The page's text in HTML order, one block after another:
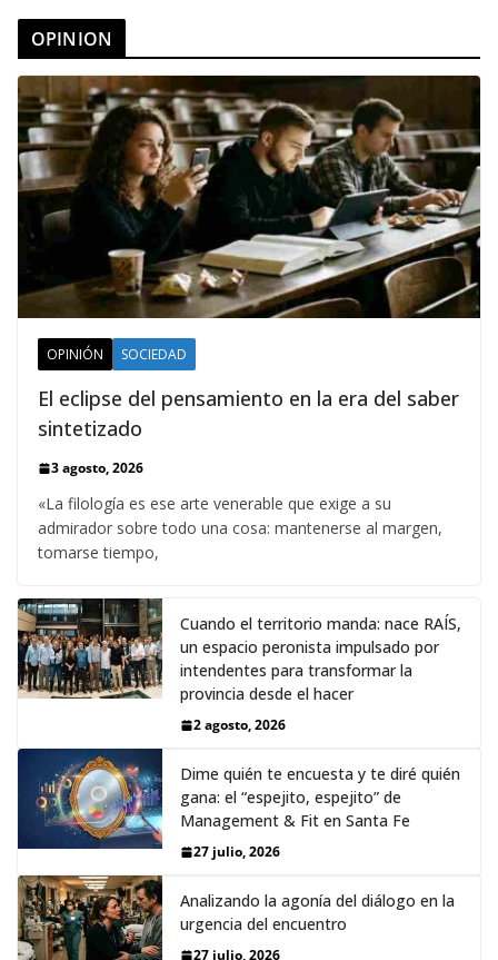
OPINION
OPINIÓN SOCIEDAD
El eclipse del pensamiento en la era del saber
sintetizado
3 agosto, 2026
«La filología es ese arte venerable que exige a su
admirador sobre todo una cosa: mantenerse al margen,
tomarse tiempo,
Cuando el territorio manda: nace RAÍS,
un espacio peronista impulsado por
intendentes para transformar la
provincia desde el hacer
2 agosto, 2026
Dime quién te encuesta y te diré quién
gana: el “espejito, espejito” de
Management & Fit en Santa Fe
27 julio, 2026
Analizando la agonía del diálogo en la
urgencia del encuentro
27 julio, 2026